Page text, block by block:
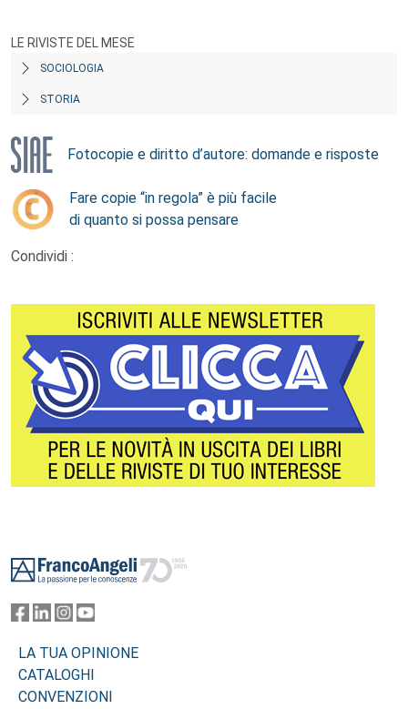
LE RIVISTE DEL MESE
SOCIOLOGIA
STORIA
Fotocopie e diritto d’autore: domande e risposte
Fare copie “in regola” è più facile
di quanto si possa pensare
Condividi :
LA TUA OPINIONE
CATALOGHI
CONVENZIONI